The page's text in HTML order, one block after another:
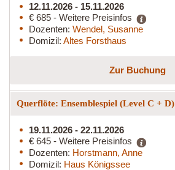
12.11.2026 - 15.11.2026
€ 685 - Weitere Preisinfos
Dozenten: Wendel, Susanne
Domizil: Altes Forsthaus
Zur Buchung
Querflöte: Ensemblespiel (Level C + D)
19.11.2026 - 22.11.2026
€ 645 - Weitere Preisinfos
Dozenten: Horstmann, Anne
Domizil: Haus Königssee